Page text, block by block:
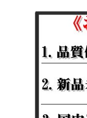
CONTENTS
ようこそ ゲスト 様
Follow us